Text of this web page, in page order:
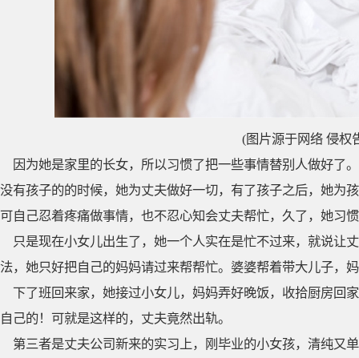
(图片源于网络 侵权
因为她是家里的长女，所以习惯了把一些事情替别人做好了
没有孩子的的时候，她为丈夫做好一切，有了孩子之后，她为
可自己忍着疼痛做事情，也不忍心知会丈夫帮忙，久了，她习
只是现在小女儿出生了，她一个人实在是忙不过来，就说让
法，她只好把自己的妈妈请过来帮帮忙。婆婆帮着带大儿子，
下了班回来家，她接过小女儿，妈妈弄好晚饭，收拾厨房回
自己的！可就是这样的，丈夫竟然出轨。
第三者是丈夫公司新来的实习上，刚毕业的小女孩，清纯又